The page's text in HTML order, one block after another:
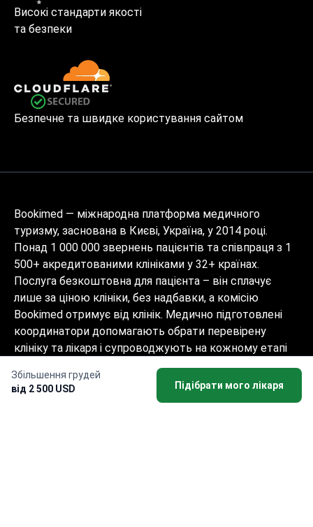
Збільшення грудей
від 2 500 USD
Підібрати мого лікаря
Високі стандарти якості
та безпеки
Безпечне та швидке користування сайтом
Bookimed — міжнародна платформа медичного
туризму, заснована в Києві, Україна, у 2014 році.
Понад 1 000 000 звернень пацієнтів та співпраця з 1
500+ акредитованими клініками у 32+ країнах.
Послуга безкоштовна для пацієнта – він сплачує
лише за ціною клініки, без надбавки, а комісію
Bookimed отримує від клінік. Медично підготовлені
координатори допомагають обрати перевірену
клініку та лікаря і супроводжують на кожному етапі
10+ мовами. Платформа має акредитацію Global
Healthcare Accreditation, раніше була сертифікована
Temos (2024–2025). Рейтинг 4.6 на Trustpilot та 4.4 на